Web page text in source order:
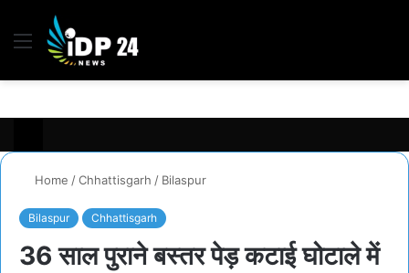
Menu
Home /Chhattisgarh / Bilaspur
Bilaspur Chhattisgarh
36 साल पुराने बस्तर पेड़ कटाई घोटाले में